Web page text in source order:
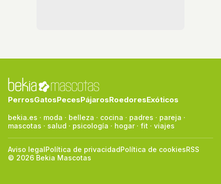
PerrosGatosPecesPájarosRoedoresExóticos
bekia.es · moda · belleza · cocina · padres · pareja ·
mascotas · salud · psicología · hogar· fit · viajes
Aviso legalPolítica de privacidadPolítica de cookiesRSS
© 2026 Bekia Mascotas